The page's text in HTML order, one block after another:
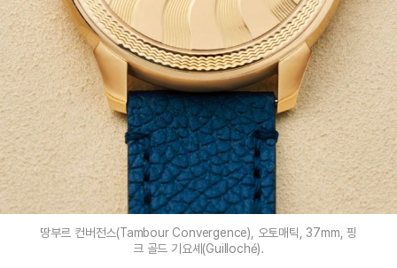
땅부르 컨버전스(Tambour Convergence), 오토매틱, 37mm, 핑
크 골드 기요셰(Guilloché).